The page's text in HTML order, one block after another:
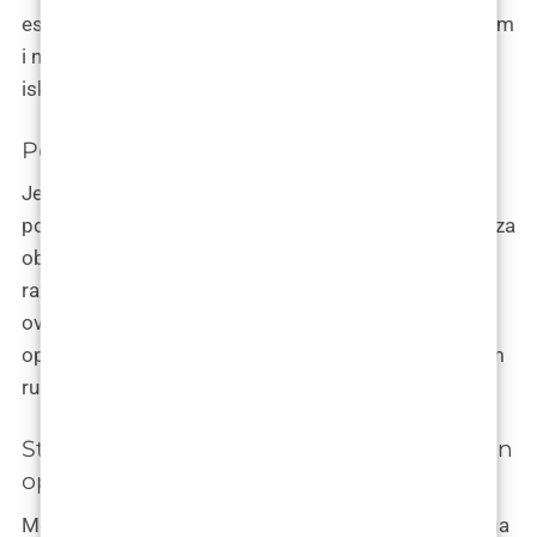
estetske kirurgije ovise o tome što radite prije, tijekom
i nakon postupka. Evo nekoliko ključnih načina kako
iskoristiti postupak i maksimizirati rezultate.
Potražite estetskog kirurga s certifikatom
Jedan od prvih koraka prema uspješnom postupku
povećanja lica uključuje pronalaženje pravog kirurga za
obavljanje posla. Pažljivo proučite kirurge koje
razmatrate i osigurajte da su certificirani i iskusni na
ovom području prije nego što rezervirate svoju
operaciju. To će osigurati da ste u najboljim mogućim
rukama i postavljeni za uspjeh od početka.
Strogo se pridržavajte uputa kirurga nakon
operacije
Možda je primamljivo odabrati koje ćete upute kirurga